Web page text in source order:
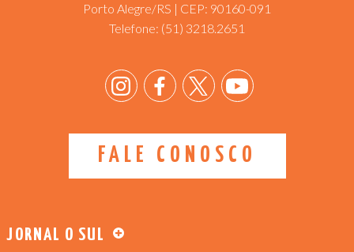
Porto Alegre/RS | CEP: 90160-091
Telefone: (51) 3218.2651
FALE CONOSCO
JORNAL O SUL